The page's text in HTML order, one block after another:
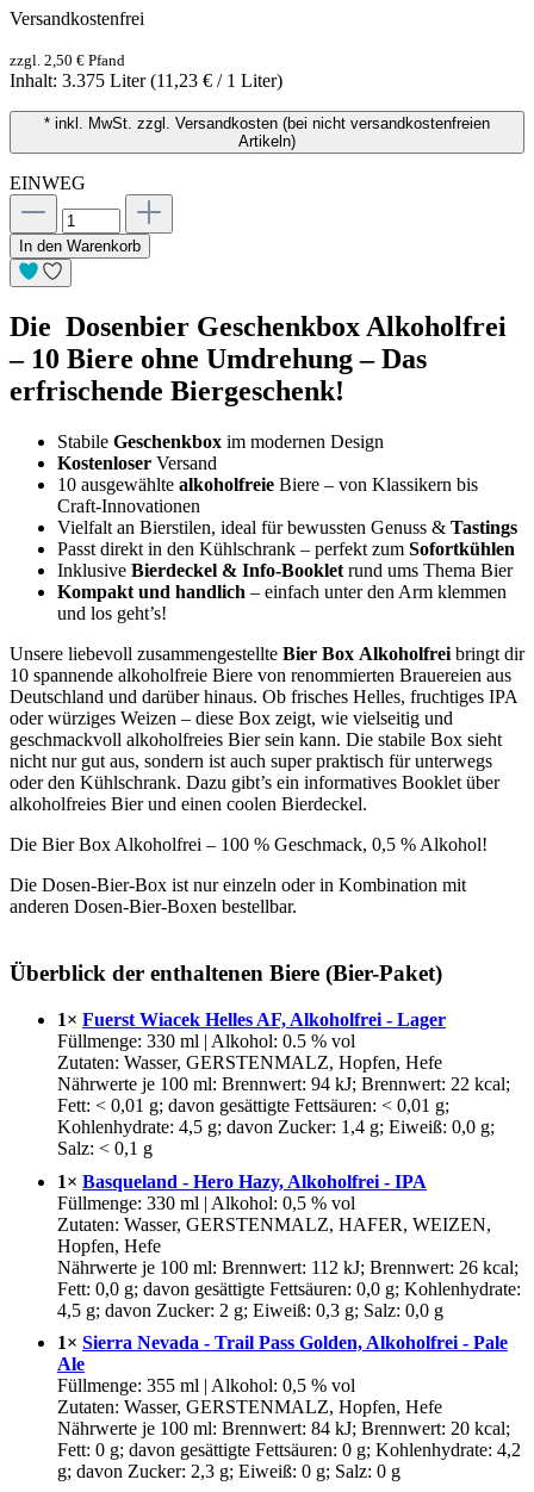
Versandkostenfrei
zzgl. 2,50 € Pfand
Inhalt: 3.375 Liter(11,23 € / 1 Liter)
* inkl. MwSt. zzgl. Versandkosten (bei nicht versandkostenfreien
Artikeln)
EINWEG
In den Warenkorb
Die Dosenbier Geschenkbox Alkoholfrei
– 10 Biere ohne Umdrehung – Das
erfrischende Biergeschenk!
Stabile Geschenkbox im modernen Design
Kostenloser Versand
10 ausgewählte alkoholfreie Biere – von Klassikern bis
Craft-Innovationen
Vielfalt an Bierstilen, ideal für bewussten Genuss & Tastings
Passt direkt in den Kühlschrank – perfekt zum Sofortkühlen
Inklusive Bierdeckel & Info-Booklet rund ums Thema Bier
Kompakt und handlich – einfach unter den Arm klemmen
und los geht’s!
Unsere liebevoll zusammengestellte Bier Box Alkoholfrei bringt dir
10 spannende alkoholfreie Biere von renommierten Brauereien aus
Deutschland und darüber hinaus. Ob frisches Helles, fruchtiges IPA
oder würziges Weizen – diese Box zeigt, wie vielseitig und
geschmackvoll alkoholfreies Bier sein kann. Die stabile Box sieht
nicht nur gut aus, sondern ist auch super praktisch für unterwegs
oder den Kühlschrank. Dazu gibt’s ein informatives Booklet über
alkoholfreies Bier und einen coolen Bierdeckel.
Die Bier Box Alkoholfrei – 100 % Geschmack, 0,5 % Alkohol!
Die Dosen-Bier-Box ist nur einzeln oder in Kombination mit
anderen Dosen-Bier-Boxen bestellbar.
Überblick der enthaltenen Biere (Bier-Paket)
1× Fuerst Wiacek Helles AF, Alkoholfrei - Lager
Füllmenge: 330 ml | Alkohol: 0.5 % vol
Zutaten: Wasser, GERSTENMALZ, Hopfen, Hefe
Nährwerte je 100 ml: Brennwert: 94 kJ; Brennwert: 22 kcal;
Fett: < 0,01 g; davon gesättigte Fettsäuren: < 0,01 g;
Kohlenhydrate: 4,5 g; davon Zucker: 1,4 g; Eiweiß: 0,0 g;
Salz: < 0,1 g
1× Basqueland - Hero Hazy, Alkoholfrei - IPA
Füllmenge: 330 ml | Alkohol: 0,5 % vol
Zutaten: Wasser, GERSTENMALZ, HAFER, WEIZEN,
Hopfen, Hefe
Nährwerte je 100 ml: Brennwert: 112 kJ; Brennwert: 26 kcal;
Fett: 0,0 g; davon gesättigte Fettsäuren: 0,0 g; Kohlenhydrate:
4,5 g; davon Zucker: 2 g; Eiweiß: 0,3 g; Salz: 0,0 g
1× Sierra Nevada - Trail Pass Golden, Alkoholfrei - Pale
Ale
Füllmenge: 355 ml | Alkohol: 0,5 % vol
Zutaten: Wasser, GERSTENMALZ, Hopfen, Hefe
Nährwerte je 100 ml: Brennwert: 84 kJ; Brennwert: 20 kcal;
Fett: 0 g; davon gesättigte Fettsäuren: 0 g; Kohlenhydrate: 4,2
g; davon Zucker: 2,3 g; Eiweiß: 0 g; Salz: 0 g